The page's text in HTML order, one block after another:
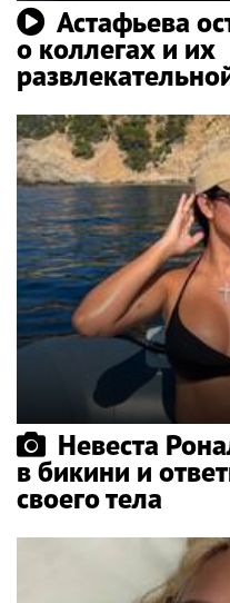
Астафьева
о коллегах и их
Невеста
в бикини и
своего тела